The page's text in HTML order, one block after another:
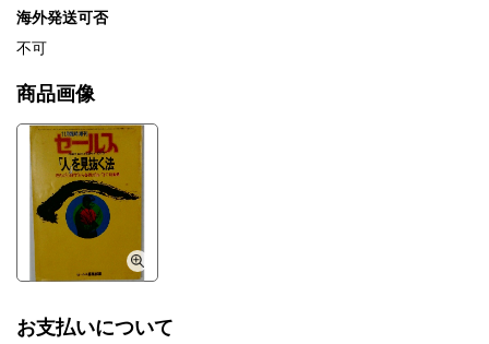
海外発送可否
不可
商品画像
お支払いについて